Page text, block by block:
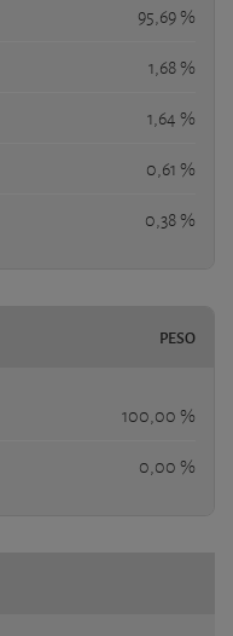
95,69 %
1,68 %
1,64 %
0,61 %
0,38 %
PESO
100,00 %
0,00 %